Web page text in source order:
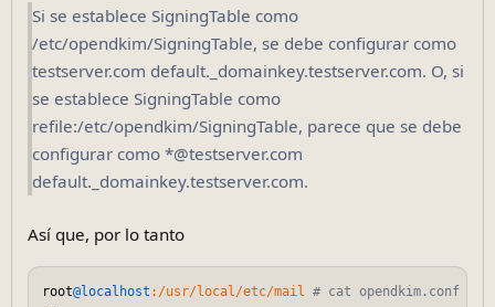
Si se establece SigningTable como
/etc/opendkim/SigningTable, se debe configurar como
testserver.com default._domainkey.testserver.com. O, si
se establece SigningTable como
refile:/etc/opendkim/SigningTable, parece que se debe
configurar como *@testserver.com
default._domainkey.testserver.com.
Así que, por lo tanto
root@localhost :/usr/local/etc/mail # cat opendkim.conf